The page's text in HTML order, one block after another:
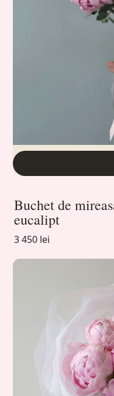
Buchet de
eucalipt
3 450 lei